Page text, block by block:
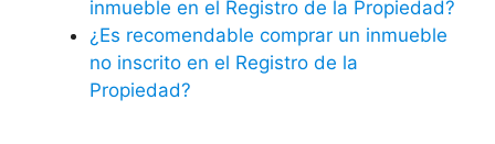
inmueble en el Registro de la Propiedad?
¿Es recomendable comprar un inmueble
no inscrito en el Registro de la
Propiedad?